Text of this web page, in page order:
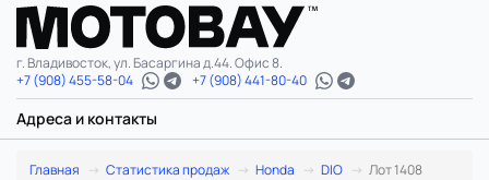
г. Владивосток, ул. Басаргина д.44. Офис 8.
+7 (908) 455-58-04
+7 (908) 441-80-40
Адреса и контакты
Главная Статистика продаж Honda DIO
Лот 1408